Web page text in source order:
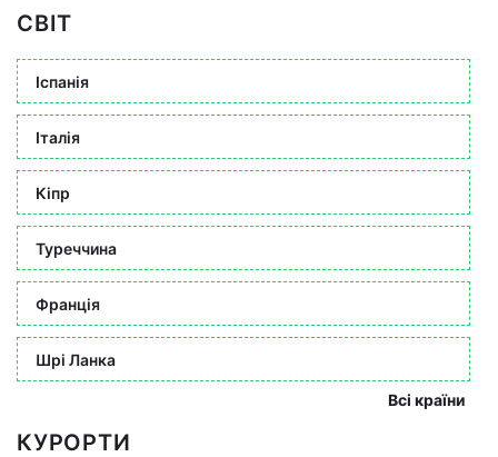
СВІТ
Іспанія
Італія
Кіпр
Туреччина
Франція
Шрі Ланка
Всі країни
КУРОРТИ